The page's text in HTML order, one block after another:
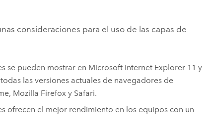
consideraciones para el uso de las capas de
se pueden mostrar en Microsoft Internet Explorer11 y
las versiones actuales de navegadores de
, Mozilla Firefoxy Safari.
ofrecen el mejor rendimiento en los equipos con un